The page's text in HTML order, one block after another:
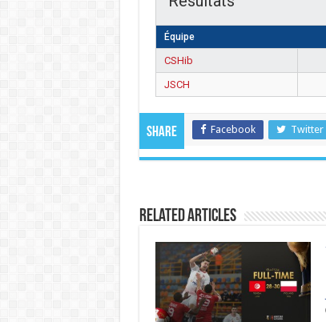
Équipe
CSHib
JSCH
Share Facebook Twitter
Related Articles